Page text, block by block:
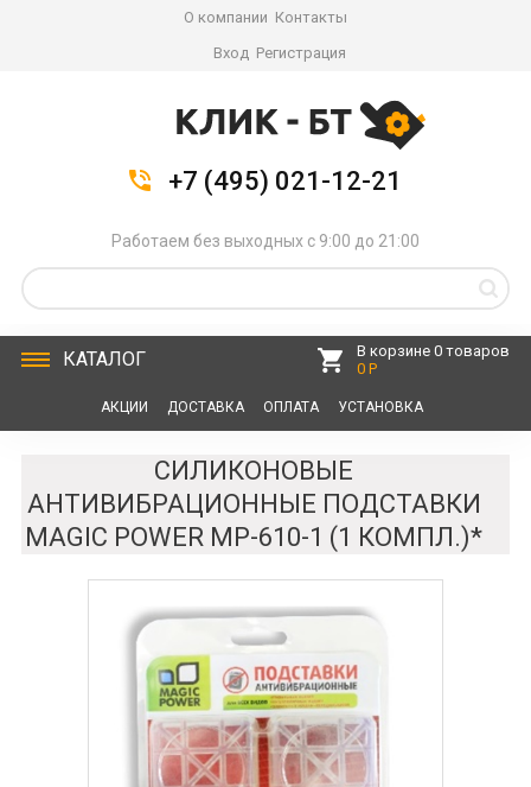
О компании Контакты
Вход Регистрация
+7 (495) 021-12-21
Работаем без выходных с 9:00 до 21:00
КАТАЛОГ
В корзине 0 товаров
0 Р
АКЦИИ ДОСТАВКА ОПЛАТА УСТАНОВКА
СИЛИКОНОВЫЕ
АНТИВИБРАЦИОННЫЕ ПОДСТАВКИ
MAGIC POWER MP-610-1 (1 КОМПЛ.)*